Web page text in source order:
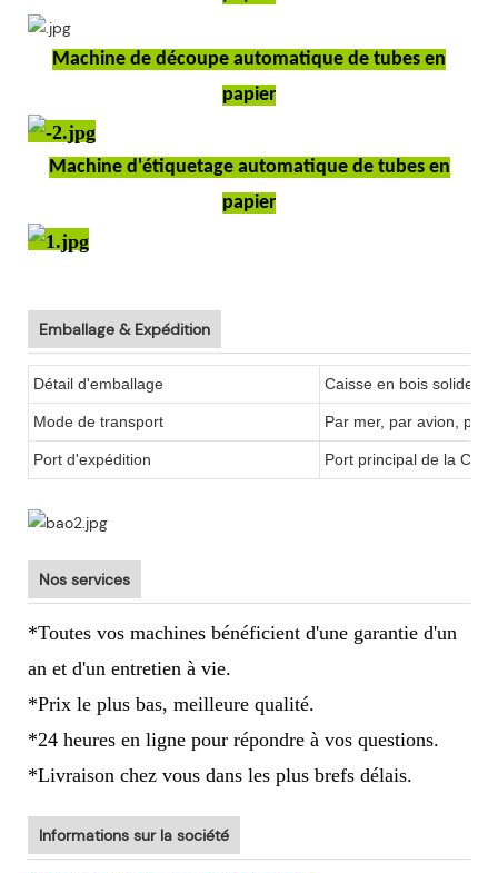
Machine de découpe automatique de tubes en
papier
Machine d'étiquetage automatique de tubes en
papier
Emballage & Expédition
Détail d'emballage Caisse en bois solide
Mode de transport Par mer, par avion, par
Port d'expédition Port principal de la
Nos services
*Toutes vos machines bénéficient d'une garantie d'un
an et d'un entretien à vie.
*Prix le plus bas, meilleure qualité.
*24 heures en ligne pour répondre à vos questions.
*Livraison chez vous dans les plus brefs délais.
Informations sur la société